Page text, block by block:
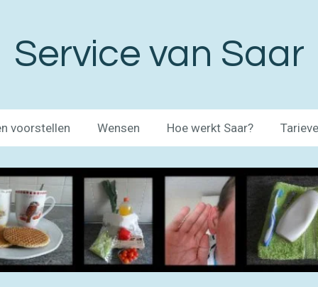
Service van Saar
voorstellen Wensen Hoe werkt Saar?